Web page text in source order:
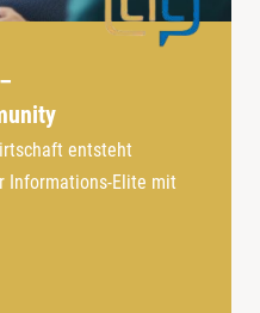
entsteht
Informations-Elite mit